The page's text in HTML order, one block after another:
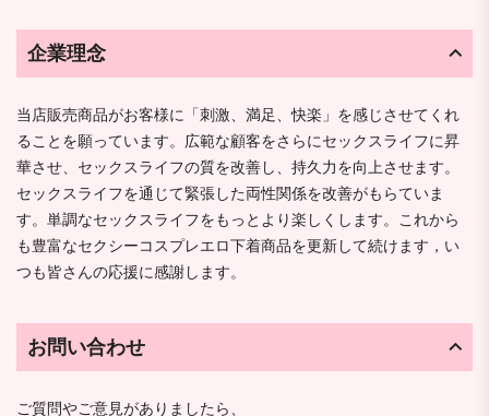
企業理念
当店販売商品がお客様に「刺激、満足、快楽」を感じさせてくれ
ることを願っています。広範な顧客をさらにセックスライフに昇
華させ、セックスライフの質を改善し、持久力を向上させます。
セックスライフを通じて緊張した両性関係を改善がもらていま
す。単調なセックスライフをもっとより楽しくします。これから
も豊富なセクシーコスプレエロ下着商品を更新して続けます，い
つも皆さんの応援に感謝します。
お問い合わせ
ご質問やご意見がありましたら、